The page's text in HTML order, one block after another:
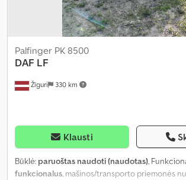
Žīguri 330 km
Palfinger PK 8500
DAF LF
Klausti
Būklė: paruoštas naudoti (naudotas),
funkcionalus, mašinos/transporto priemonės